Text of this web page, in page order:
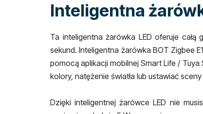
Inteligentna
Ta inteligentna żarówka LED oferuje
sekund. Inteligentna żarówka BOT Zigbee
pomocą aplikacji mobilnej Smart Life /
kolory, natężenie światła lub ustawiać
Dzięki inteligentnej żarówce LED nie